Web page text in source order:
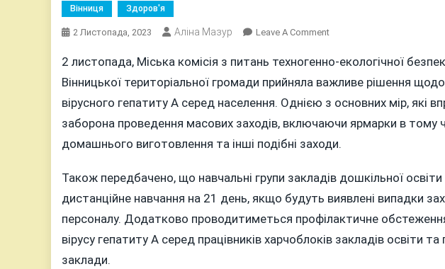
Вінниця Здоров'я
2 Листопада, 2023 Аліна Мазур Leave A CommentOn
У
ВІННИЦІ
З
ВІРУСНИМ
А
?
2 листопада, Міська комісія з питань техногенно-екологічної
Вінницької територіальної громади прийняла важливе рішення
вірусного гепатиту А серед населення. Однією з основних мір, які
заборона проведення масових заходів, включаючи ярмарки в тому
домашнього виготовлення та інші подібні заходи.
Також передбачено, що навчальні групи закладів дошкільної
дистанційне навчання на 21 день, якщо будуть виявлені випадки
персоналу. Додатково проводитиметься профілактичне
вірусу гепатиту А серед працівників харчоблоків закладів освіти
заклади.